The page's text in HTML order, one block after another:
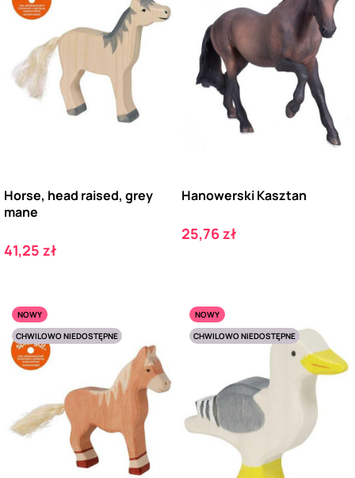
Horse, head raised, grey
mane
Cena
41,25 zł
Hanowerski Kasztan
Cena
25,76 zł
NOWY
CHWILOWO NIEDOSTĘPNE
NOWY
CHWILOWO NIEDOSTĘPNE